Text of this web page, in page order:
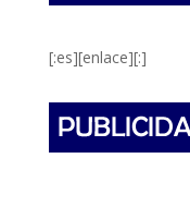
[:es][enlace][:]